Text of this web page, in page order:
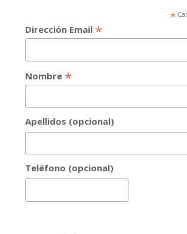
*
Dirección Email *
Nombre *
Apellidos (opcional)
Teléfono (opcional)